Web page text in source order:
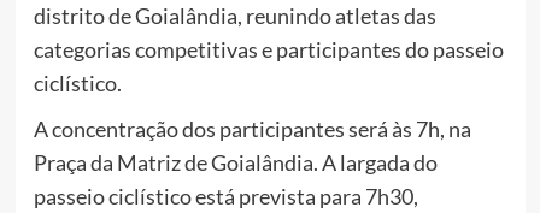
distrito de Goialândia, reunindo atletas das
categorias competitivas e participantes do passeio
ciclístico.
A concentração dos participantes será às 7h, na
Praça da Matriz de Goialândia. A largada do
passeio ciclístico está prevista para 7h30,